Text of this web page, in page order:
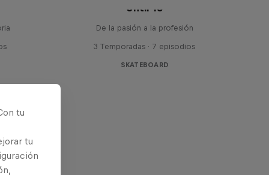
Until 18
De la pasión a la profesión
3 Temporadas · 7 episodios
SKATEBOARD
tu
tu